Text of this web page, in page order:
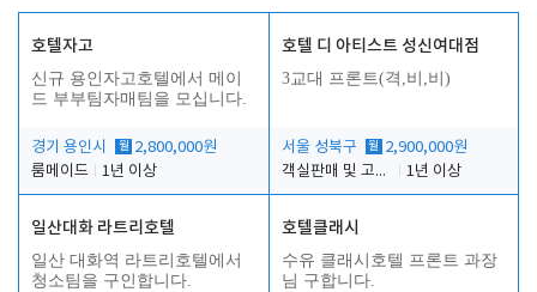
호텔자고
신규 용인자고호텔에서 메이
드 부부팀자매팀을 모십니다.
경기 용인시 월 2,800,000원
룸메이드
1년 이상
호텔 디 아티스트 성신여대점
3교대 프론트(격,비,비)
서울 성북구 월 2,900,000원
객실판매 및 고객응대
1년 이상
일산대화 라트리호텔
일산 대화역 라트리호텔에서
청소팀을 구인합니다.
호텔클래시
수유 클래시호텔 프론트 과장
님 구합니다.